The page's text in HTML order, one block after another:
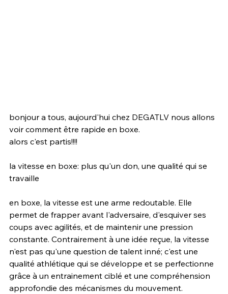
bonjour a tous, aujourd'hui chez DEGATLV nous allons
voir comment être rapide en boxe.
alors c'est partis!!!!
la vitesse en boxe: plus qu'un don, une qualité qui se
travaille
en boxe, la vitesse est une arme redoutable. Elle
permet de frapper avant l'adversaire, d'esquiver ses
coups avec agilités, et de maintenir une pression
constante. Contrairement à une idée reçue, la vitesse
n'est pas qu'une question de talent inné; c'est une
qualité athlétique qui se développe et se perfectionne
grâce à un entrainement ciblé et une compréhension
approfondie des mécanismes du mouvement.